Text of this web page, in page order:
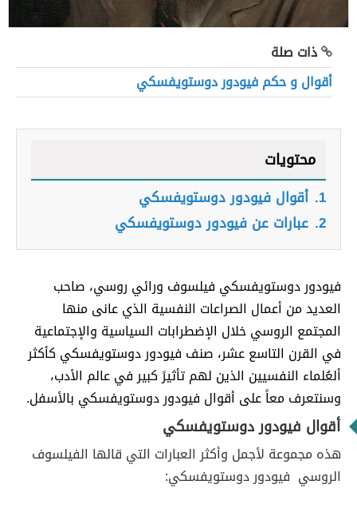
ذات صلة
أقوال و حكم فيودور دوستويفسكي
محتويات
1. أقوال فيودور دوستويفسكي
2. عبارات عن فيودور دوستويفسكي
فيودور دوستويفسكي فيلسوف ورائي روسي، صاحب
العديد من أعمال الصراعات النفسية الذي عانى منها
المجتمع الروسي خلال الإضطرابات السياسية والإجتماعية
في القرن التاسع عشر، صنف فيودور دوستويفسكي كأكثر
ألعُلماء النفسيين الذين لهم تأثيرً كبير في عالم الأدب،
وسنتعرف معاً على أقوال فيودور دوستويفسكي بالأسفل.
أقوال فيودور دوستويفسكي
هذه مجموعة لأجمل وأكثر العبارات التي قالها الفيلسوف
الروسي فيودور دوستويفسكي: